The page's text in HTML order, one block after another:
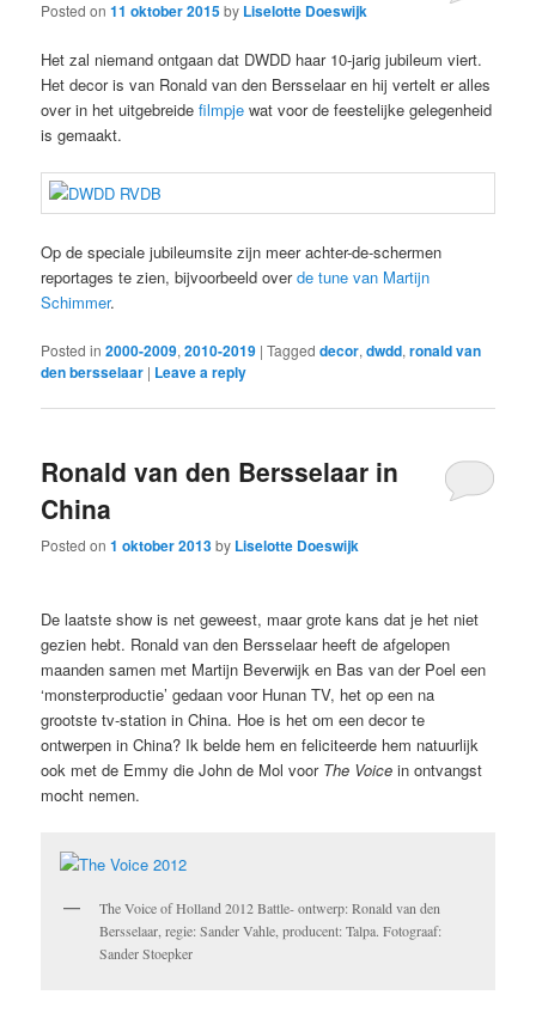
Posted on11 oktober 2015by Liselotte Doeswijk
Het zal niemand ontgaan dat DWDD haar 10-jarig jubileum viert.
Het decor is van Ronald van den Bersselaar en hij vertelt er alles
over in het uitgebreidefilmpje wat voor de feestelijke gelegenheid
is gemaakt.
Op de speciale jubileumsite zijn meer achter-de-schermen
reportages te zien, bijvoorbeeld overde tune van Martijn
Schimmer.
Posted in 2000-2009,2010-2019 |Tagged decor,dwdd,ronald van
den bersselaar | Leave a reply
Ronald van den Bersselaar in
China
Posted on1 oktober 2013by Liselotte Doeswijk
De laatste show is net geweest, maar grote kans dat je het niet
gezien hebt. Ronald van den Bersselaar heeft de afgelopen
maanden samen met Martijn Beverwijk en Bas van der Poel een
‘monsterproductie’ gedaan voor Hunan TV, het op een na
grootste tv-station in China. Hoe is het om een decor te
ontwerpen in China? Ik belde hem en feliciteerde hem natuurlijk
ook met de Emmy die John de Mol voor The Voice in ontvangst
mocht nemen.
The Voice of Holland 2012 Battle- ontwerp: Ronald van den
Bersselaar, regie: Sander Vahle, producent: Talpa. Fotograaf:
Sander Stoepker